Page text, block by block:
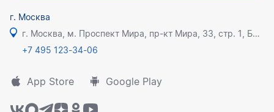
г. Москва
г. Москва, м. Проспект Мира, пр-кт Мира, 33, стр. 1, БЦ Олимпик плаза
+7 495 123-34-06
App Store Google Play